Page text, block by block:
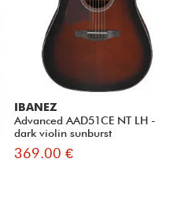
IBANEZ
Advanced AAD51CE NT LH -
dark violin sunburst
369.00 €